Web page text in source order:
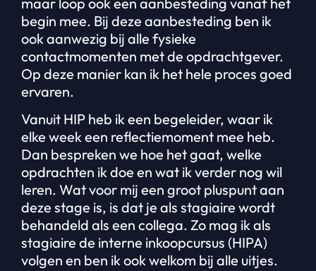
begin mee. Bij deze aanbesteding ben ik
ook aanwezig bij alle fysieke
contactmomenten met de opdrachtgever.
Op deze manier kan ik het hele proces goed
ervaren.
Vanuit HIP heb ik een begeleider, waar ik
elke week een reflectiemoment mee heb.
Dan bespreken we hoe het gaat, welke
opdrachten ik doe en wat ik verder nog wil
leren. Wat voor mij een groot pluspunt aan
deze stage is, is dat je als stagiaire wordt
behandeld als een collega. Zo mag ik als
stagiaire de interne inkoopcursus (HIPA)
volgen en ben ik ook welkom bij alle uitjes.